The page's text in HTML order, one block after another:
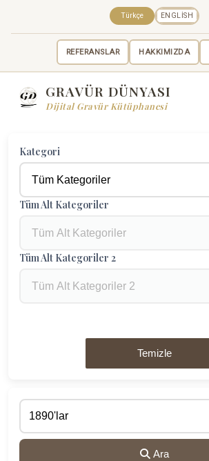
REFERANSLAR HAKKIMIZDA
Türkçe ENGLISH
GRAVÜR DÜNYASI
Dijital Gravür Kütüphanesi
Kategori
Tüm Alt Kategoriler
Tüm Alt Kategoriler 2
Temizle
Ara